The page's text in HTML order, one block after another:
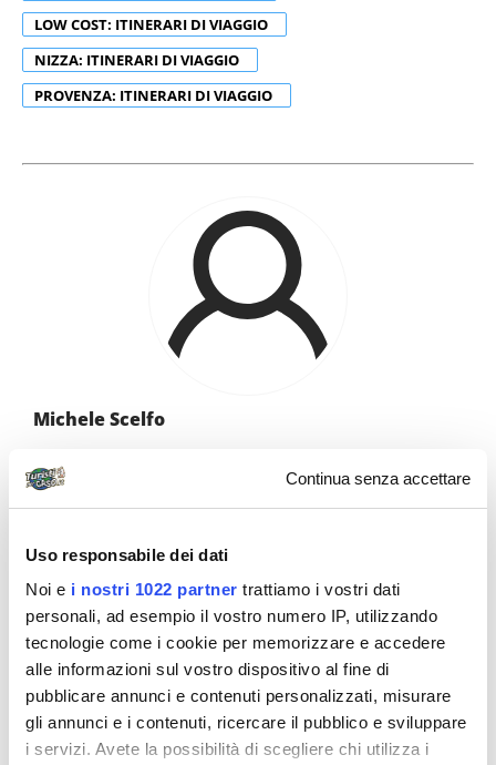
Continua senza accettare
Uso responsabile dei dati
Noi e i nostri 1022 partner trattiamo i vostri dati
personali, ad esempio il vostro numero IP, utilizzando
tecnologie come i cookie per memorizzare e accedere
alle informazioni sul vostro dispositivo al fine di
pubblicare annunci e contenuti personalizzati, misurare
gli annunci e i contenuti, ricercare il pubblico e sviluppare
i servizi. Avete la possibilità di scegliere chi utilizza i
LOW COST: ITINERARI DI VIAGGIO
NIZZA: ITINERARI DI VIAGGIO
PROVENZA: ITINERARI DI VIAGGIO
Michele Scelfo
Guarda la gallery